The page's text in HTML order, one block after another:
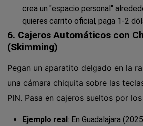
crea un "espacio personal"
quieres carrito oficial, paga 1-2
6. Cajeros Automáticos con
(Skimming)
Pegan un aparatito delgado en la
una cámara chiquita sobre las
PIN. Pasa en cajeros sueltos por
Ejemplo real: En Guadalajara